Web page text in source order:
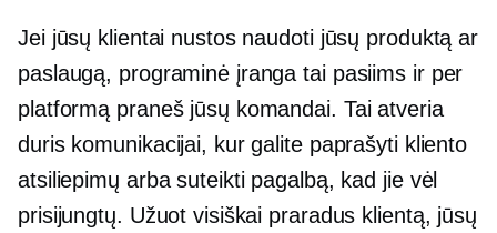
Jei jūsų klientai nustos naudoti jūsų produktą ar
paslaugą, programinė įranga tai pasiims ir per
platformą praneš jūsų komandai. Tai atveria
duris komunikacijai, kur galite paprašyti kliento
atsiliepimų arba suteikti pagalbą, kad jie vėl
prisijungtų. Užuot visiškai praradus klientą, jūsų